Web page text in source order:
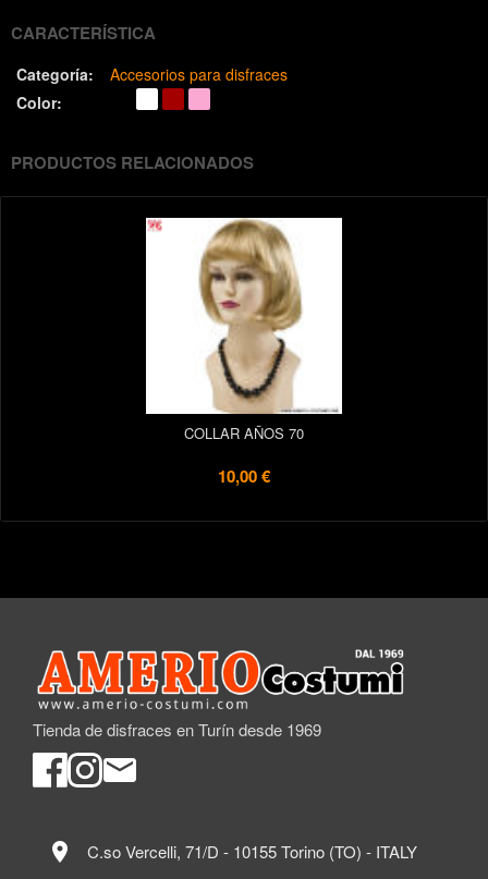
CARACTERÍSTICA
Categoría:
Accesorios para disfraces
Color:
PRODUCTOS RELACIONADOS
COLLAR AÑOS 70
10,00 €
Tienda de disfraces en Turín desde 1969
location_on C.so Vercelli, 71/D - 10155 Torino (TO) - ITALY